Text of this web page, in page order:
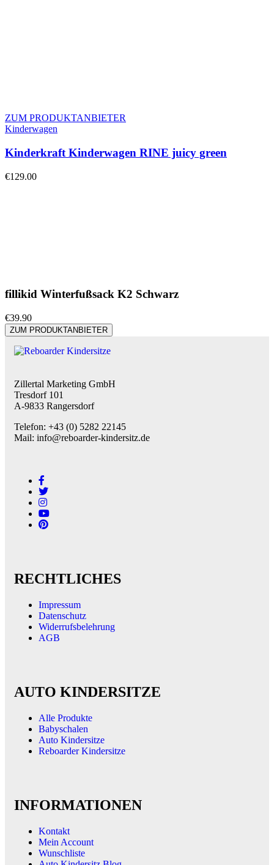
ZUM PRODUKTANBIETER
Kinderwagen
Kinderkraft Kinderwagen RINE juicy green
€129.00
fillikid Winterfußsack K2 Schwarz
€39.90
ZUM PRODUKTANBIETER
Zillertal Marketing GmbH
Tresdorf 101
A-9833 Rangersdorf
Telefon: +43 (0) 5282 22145
Mail: info@reboarder-kindersitz.de
RECHTLICHES
Impressum
Datenschutz
Widerrufsbelehrung
AGB
AUTO KINDERSITZE
Alle Produkte
Babyschalen
Auto Kindersitze
Reboarder Kindersitze
INFORMATIONEN
Kontakt
Mein Account
Wunschliste